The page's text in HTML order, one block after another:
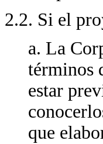
2.2. Si el
a. La
términos
estar
que